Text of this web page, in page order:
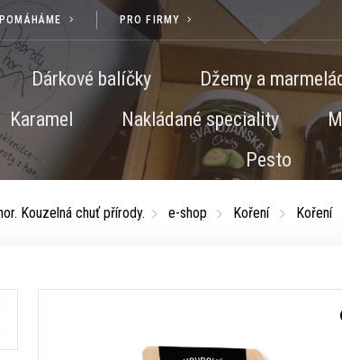
POMÁHÁME PRO FIRMY
Dárkové balíčky Džemy a
Karamel
Nakládané speciality
Pesto
Kouzelná chuť přírody. e-shop Koření Koření